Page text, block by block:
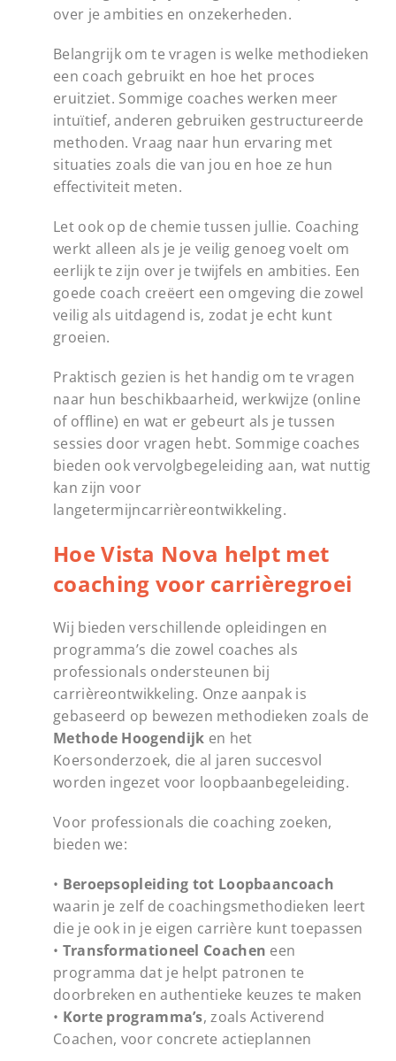
over je ambities en onzekerheden.
Belangrijk om te vragen is welke methodieken
een coach gebruikt en hoe het proces
eruitziet. Sommige coaches werken meer
intuïtief, anderen gebruiken gestructureerde
methoden. Vraag naar hun ervaring met
situaties zoals die van jou en hoe ze hun
effectiviteit meten.
Let ook op de chemie tussen jullie. Coaching
werkt alleen als je je veilig genoeg voelt om
eerlijk te zijn over je twijfels en ambities. Een
goede coach creëert een omgeving die zowel
veilig als uitdagend is, zodat je echt kunt
groeien.
Praktisch gezien is het handig om te vragen
naar hun beschikbaarheid, werkwijze (online
of offline) en wat er gebeurt als je tussen
sessies door vragen hebt. Sommige coaches
bieden ook vervolgbegeleiding aan, wat nuttig
kan zijn voor
langetermijncarrièreontwikkeling.
Hoe Vista Nova helpt met
coaching voor carrièregroei
Wij bieden verschillende opleidingen en
programma’s die zowel coaches als
professionals ondersteunen bij
carrièreontwikkeling. Onze aanpak is
gebaseerd op bewezen methodieken zoals de
Methode Hoogendijk en het
Koersonderzoek, die al jaren succesvol
worden ingezet voor loopbaanbegeleiding.
Voor professionals die coaching zoeken,
bieden we:
• Beroepsopleiding tot Loopbaancoach
waarin je zelf de coachingsmethodieken leert
die je ook in je eigen carrière kunt toepassen
• Transformationeel Coachen een
programma dat je helpt patronen te
doorbreken en authentieke keuzes te maken
• Korte programma’s, zoals Activerend
Coachen, voor concrete actieplannen